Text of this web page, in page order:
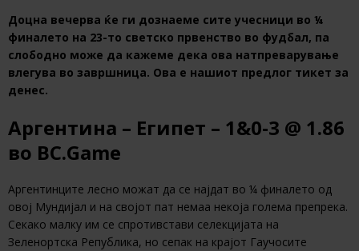
Доцна вечерва ќе ги дознаеме сите учесници во ¼
финалето на 23-то светско првенство во фудбал, па
слободно може да кажеме дека ова натпреварување
влегува во завршница. Ова е нашиот предлог тикет за
денес.
Аргентина – Египет – 1&0-3 @ 1.86
во BC.Game
Аргентинците лесно можат да се најдат во ¼ финалето од
овој Мундијал и на својот пат немаа некоја голема препрека.
Секако малку им се спротивстави селекцијата на
Зеленортска Република, но сепак на крајот Гаучосите